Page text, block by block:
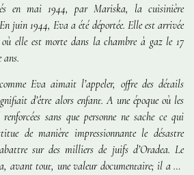
en mai 1944, par Mariska, la cuisinière
juin 1944, Eva a été déportée. Elle est arrivée
elle est morte dans la chambre à gaz le 17
Eva aimait l’appeler, offre des détails
d’être alors enfant. A une époque où les
sans que personne ne sache ce qui
de manière impressionnante le désastre
sur des milliers de juifs d’Oradea. Le
avant tout, une valeur documentaire; il a été